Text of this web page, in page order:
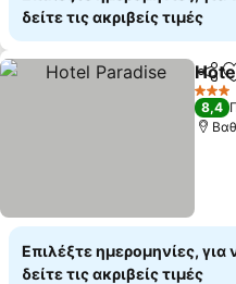
δείτε τις ακριβείς τιμές
3
8,4
Επιλέξτε ημερομηνίες, για
δείτε τις ακριβείς τιμές